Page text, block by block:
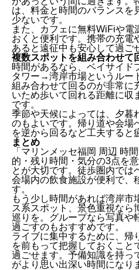
は、料金と時間のバランスを
少ないです。
また、カフェに無料WiFiや電
おくと便利です。携帯の充電
あると遠征中も安心して過ご
複数スポットを組み合わせて
時間があるなら、ベイサイ
タワー→湾岸市場というルー
組み合わせて回るのが非常に
いため歩いて回れる距離に収
です。
季節や天候によっては、夕暮
のもよいです。帰り道や会場
を逆から回るなど工夫すると
まとめ
「マリンメッセ福岡 周辺 時
的・残り時間・気分の3点を
とが大切です。徒歩圏内では
会場内の飲食施設が便利で、
す。
もう少し時間があれば湾岸市
ス系スポット、景色重視なら
巡りを。グループなら写真や
過ごすのもおすすめです。
ライブに集中するために、帰
を前もって把握しておくこと
過ごせます。予備知識を持っ
がより思い出深い時間になり